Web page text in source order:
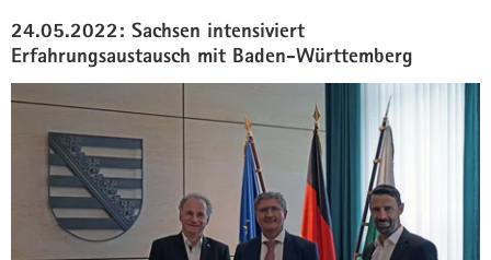
24.05.2022: Sachsen intensiviert
Erfahrungsaustausch mit Baden-Württemberg